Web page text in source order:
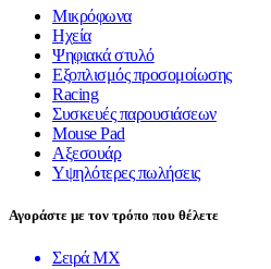
Μικρόφωνα
Ηχεία
Ψηφιακά στυλό
Εξοπλισμός προσομοίωσης
Racing
Συσκευές παρουσιάσεων
Mouse Pad
Αξεσουάρ
Υψηλότερες πωλήσεις
Αγοράστε με τον τρόπο που θέλετε
Σειρά MX